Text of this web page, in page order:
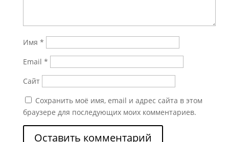
Имя *
Email *
Сайт
Сохранить моё имя, email и адрес сайта в этом
браузере для последующих моих комментариев.